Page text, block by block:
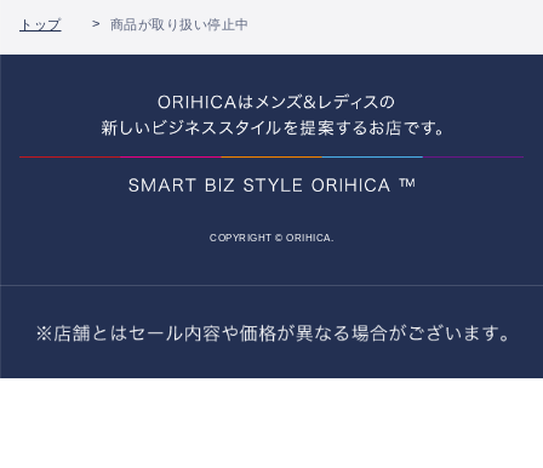
トップ 商品が取り扱い停止中
COPYRIGHT © ORIHICA.